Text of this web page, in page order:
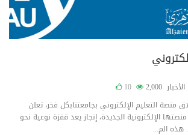
الأخبار 2,000
10
منصة التعليم الإلكتروني بجامعتنابكل فخر، تعلن
الإلكترونية الجديدة، إنجاز يعد قفزة نوعية نحو
هذه الم...